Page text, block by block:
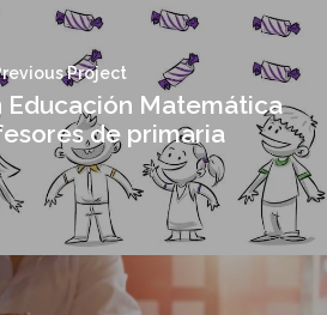
Project
Educación Matemática
de primaria